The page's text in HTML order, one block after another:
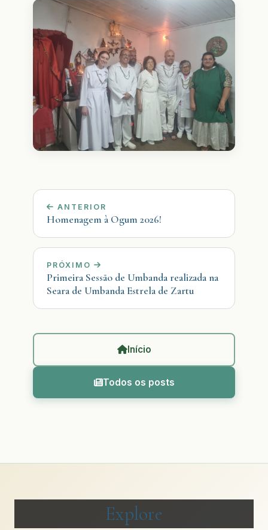
ANTERIOR
Homenagem à Ogum 2026!
PRÓXIMO
Primeira Sessão de Umbanda realizada na
Seara de Umbanda Estrela de Zartu
Início
Todos os posts
Explore